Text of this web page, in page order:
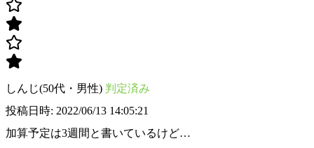
しんじ(50代・男性) 判定済み
投稿日時: 2022/06/13 14:05:21
加算予定は3週間と書いているけど…